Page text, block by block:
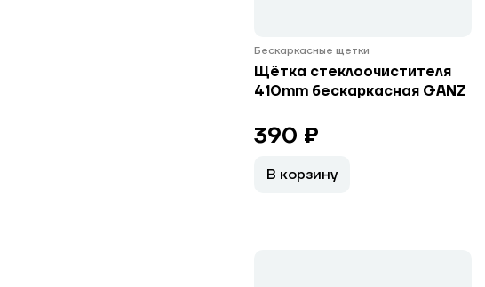
Бескаркасные щетки
Щётка стеклоочистителя
410mm бескаркасная GANZ
390 ₽
В корзину